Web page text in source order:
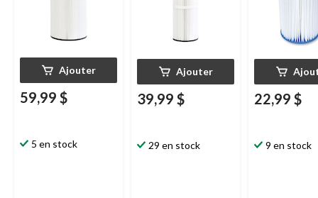
Ajouter
59,99 $
5 en stock
Ajouter
39,99 $
29 en stock
22,99 $
9 en stock